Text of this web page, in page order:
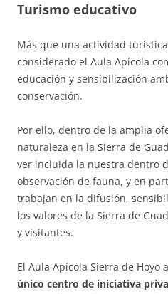
Turismo educativo
Más que una actividad
considerado el Aula Apícola
educación y sensibilización
conservación.
Por ello, dentro de la amplia
naturaleza en la Sierra de
ver incluida la nuestra dentro
observación de fauna, y en
trabajan en la difusión,
los valores de la Sierra de
y visitantes.
El Aula Apícola Sierra de Hoyo
único centro de iniciativa